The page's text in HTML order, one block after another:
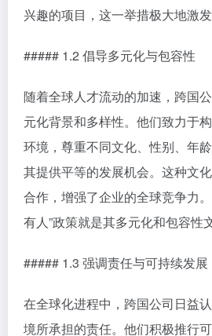
兴趣的项目，这一举措极大地激
##### 1.2 倡导多元化与包容性
随着全球人才流动的加速，跨国
元化背景和多样性。他们致力于
环境，尊重不同文化、性别、年
其提供平等的发展机会。这种文
合作，增强了企业的全球竞争力
有人”政策就是其多元化和包容性
##### 1.3 强调责任与可持续发展
在全球化进程中，跨国公司日益
境所承担的责任。他们积极推行